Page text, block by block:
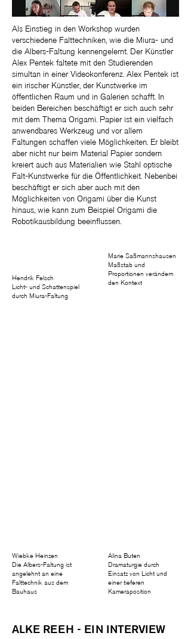
Als Einstieg in den Workshop wurden
verschiedene Falttechniken, wie die Miura- und
die Albers-Faltung kennengelernt. Der Künstler
Alex Pentek faltete mit den Studierenden
simultan in einer Videokonferenz. Alex Pentek ist
ein irischer Künstler, der Kunstwerke im
öffentlichen Raum und in Galerien schafft. In
beiden Bereichen beschäftigt er sich auch sehr
mit dem Thema Origami. Papier ist ein vielfach
anwendbares Werkzeug und vor allem
Faltungen schaffen viele Möglichkeiten. Er bleibt
aber nicht nur beim Material Papier sondern
kreiert auch aus Materialien wie Stahl optische
Falt-Kunstwerke für die Öffentlichkeit. Nebenbei
beschäftigt er sich aber auch mit den
Möglichkeiten von Origami über die Kunst
hinaus, wie kann zum Beispiel Origami die
Robotikausbildung beeinflussen.​
Hendrik Felsch
Licht- und Schattenspiel
durch Miura-Faltung
Marie Saßmannshausen
Maßstab und
Proportionen verändern
den Kontext
Wiebke Heinzen
Die Albers-Faltung ist
angelehnt an eine
Falttechnik aus dem
Bauhaus
Alina Buten
Dramaturgie durch
Einsatz von Licht und
einer tieferen
Kameraposition
ALKE REEH - EIN INTERVIEW